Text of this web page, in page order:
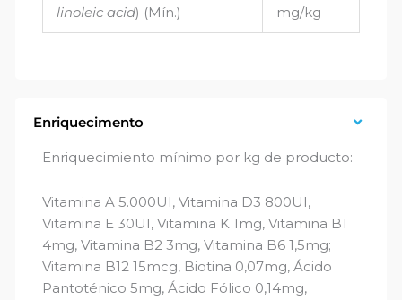
linoleic acid) (Mín.)
mg/kg
Enriquecimento
Enriquecimiento mínimo por kg de producto:
Vitamina A 5.000UI, Vitamina D3 800UI,
Vitamina E 30UI, Vitamina K 1mg, Vitamina B1
4mg, Vitamina B2 3mg, Vitamina B6 1,5mg;
Vitamina B12 15mcg, Biotina 0,07mg, Ácido
Pantoténico 5mg, Ácido Fólico 0,14mg,